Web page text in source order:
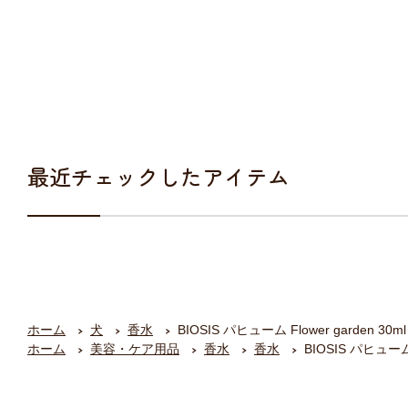
最近チェックしたアイテム
ホーム 犬 香水
BIOSIS パヒューム Flower garden 30ml
ホーム
美容・ケア用品 香水 香水 BIOSIS パヒュー